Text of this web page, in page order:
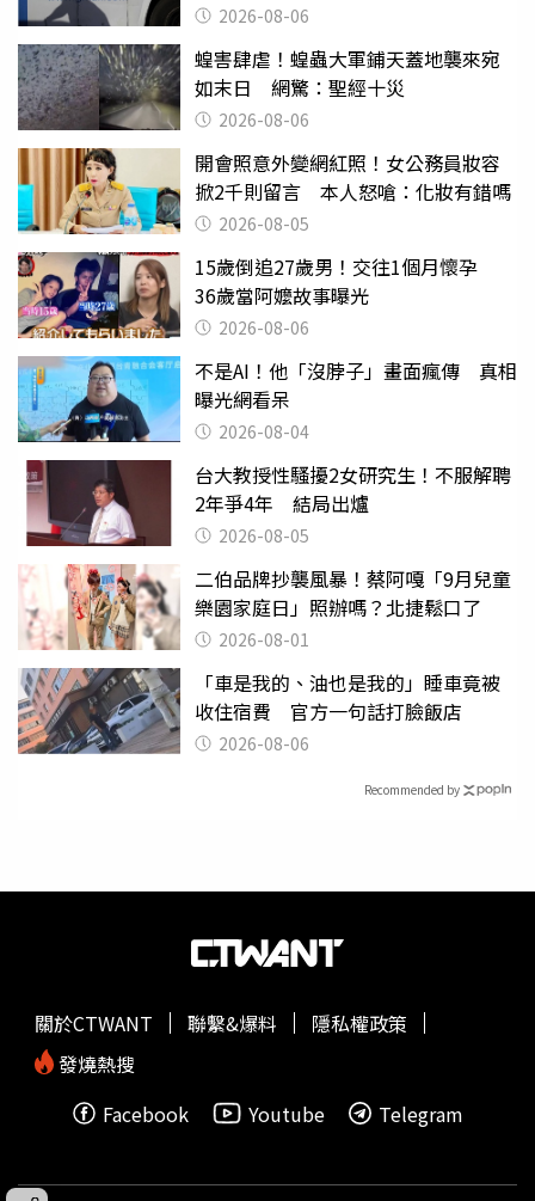
2026-08-06
蝗害肆虐！蝗蟲大軍鋪天蓋地襲來宛
如末日 網驚：聖經十災
2026-08-06
開會照意外變網紅照！女公務員妝容
掀2千則留言 本人怒嗆：化妝有錯嗎
2026-08-05
15歲倒追27歲男！交往1個月懷孕
36歲當阿嬤故事曝光
2026-08-06
不是AI！他「沒脖子」畫面瘋傳 真相
曝光網看呆
2026-08-04
台大教授性騷擾2女研究生！不服解聘
2年爭4年 結局出爐
2026-08-05
二伯品牌抄襲風暴！蔡阿嘎「9月兒童
樂園家庭日」照辦嗎？北捷鬆口了
2026-08-01
「車是我的、油也是我的」睡車竟被
收住宿費 官方一句話打臉飯店
2026-08-06
Recommended by
關於CTWANT 聯繫&爆料
隱私權政策
發燒熱搜
Facebook
Youtube Telegram